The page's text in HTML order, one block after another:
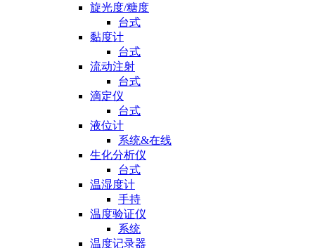
旋光度/糖度
台式
黏度计
台式
流动注射
台式
滴定仪
台式
液位计
系统&在线
生化分析仪
台式
温湿度计
手持
温度验证仪
系统
温度记录器